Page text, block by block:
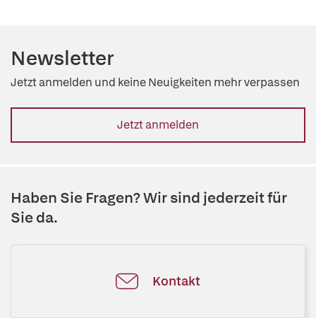
Newsletter
Jetzt anmelden und keine Neuigkeiten mehr verpassen
Jetzt anmelden
Haben Sie Fragen? Wir sind jederzeit für
Sie da.
Kontakt